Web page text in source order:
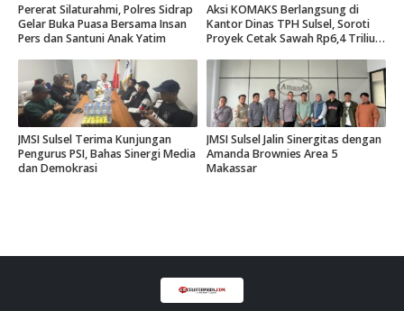
Pererat Silaturahmi, Polres Sidrap
Gelar Buka Puasa Bersama Insan
Pers dan Santuni Anak Yatim
Aksi KOMAKS Berlangsung di
Kantor Dinas TPH Sulsel, Soroti
Proyek Cetak Sawah Rp6,4 Triliun
JMSI Sulsel Terima Kunjungan
Pengurus PSI, Bahas Sinergi Media
dan Demokrasi
JMSI Sulsel Jalin Sinergitas dengan
Amanda Brownies Area 5
Makassar